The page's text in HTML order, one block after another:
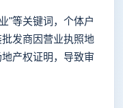
等关键词，个体户
发商因营业执照地
产权证明，导致审